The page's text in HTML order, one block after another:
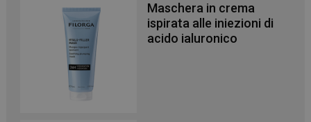
Maschera in crema
ispirata alle iniezioni di
acido ialuronico